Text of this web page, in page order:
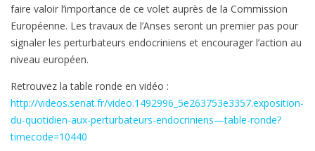
faire valoir l’importance de ce volet auprès de la Commission
Européenne. Les travaux de l’Anses seront un premier pas pour
signaler les perturbateurs endocriniens et encourager l’action au
niveau européen.
Retrouvez la table ronde en vidéo :
http://videos.senat.fr/video.1492996_5e263753e3357.exposition-
du-quotidien-aux-perturbateurs-endocriniens—table-ronde?
timecode=10440